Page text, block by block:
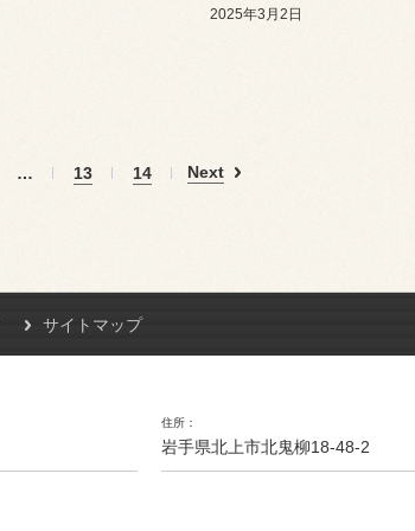
2025年3月2日
… 13 14 Next
サイトマップ
住所
岩手県北上市北鬼柳18-48-2